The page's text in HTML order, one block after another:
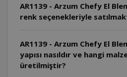
AR1139 - Arzum Chefy El
renk seçenekleriyle
AR1139 - Arzum Chefy El
yapısı nasıldır ve hangi
üretilmiştir?